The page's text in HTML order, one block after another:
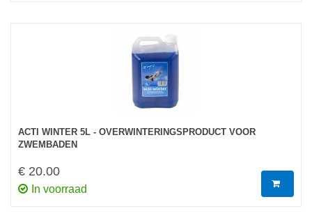
ACTI WINTER 5L - OVERWINTERINGSPRODUCT VOOR
ZWEMBADEN
€ 20.00
In voorraad